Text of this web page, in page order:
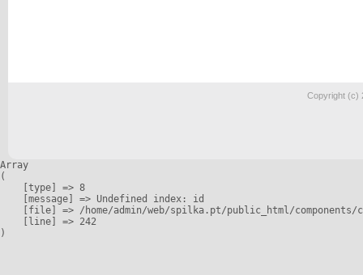
Copyright (c)
Array
(
    [type] => 8
    [message] => Undefined index: id
[file] => /home/admin/web/spilka.pt/public_html/
    [line] => 242